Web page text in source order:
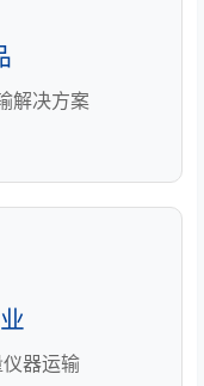
解决方案
器运输